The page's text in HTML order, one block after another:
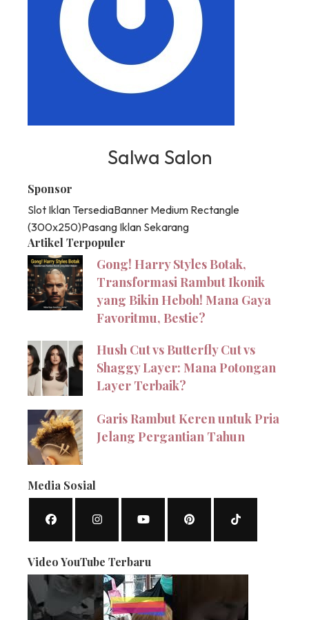
Salwa Salon
Sponsor
Slot Iklan TersediaBanner Medium Rectangle
(300x250)Pasang Iklan Sekarang
Artikel Terpopuler
Gong! Harry Styles Botak,
Transformasi Rambut Ikonik
yang Bikin Heboh! Mana Gaya
Favoritmu, Bestie?
Hush Cut vs Butterfly Cut vs
Shaggy Layer: Mana Potongan
Layer Terbaik?
Garis Rambut Keren untuk Pria
Jelang Pergantian Tahun
Media Sosial
Video YouTube Terbaru